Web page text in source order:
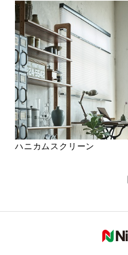
ハニカムスクリーン